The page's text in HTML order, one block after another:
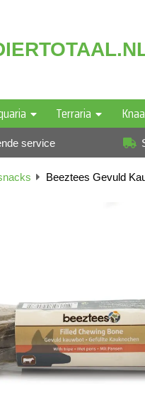
Terraria
service
Beeztees Gevuld